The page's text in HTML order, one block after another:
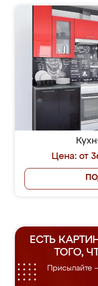
Цена: от
ЕСТЬ
ТОГО,
Присылайте